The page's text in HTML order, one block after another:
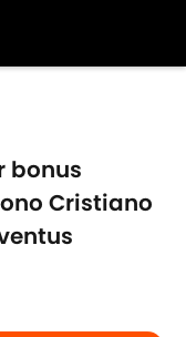
bonus
Cristiano